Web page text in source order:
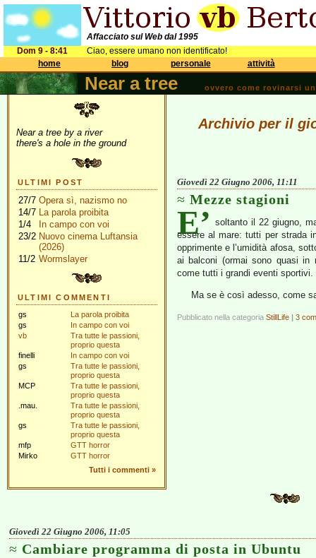
Affacciato sul Web dal 1995
Dom 9 - 8:41
Ciao, essere umano non identificato!
home
blog personale attività
Near a tree ovvero come rovinarsi
Near a tree by a river
there's a hole in the ground
ULTIMI POST
27/7 Opera sì, nazismo no
14/7 La parola proibita
1/4
In campo con voi
23/2 Nuovo cinema Luftansia
(2026)
11/2 Wormslayer
ULTIMI COMMENTI
gs
La parola proibita
gs
In campo con voi
vb
Tra tutte le passioni,
proprio questa
finelli
In campo con voi
gs
Tra tutte le passioni,
proprio questa
MCP
Tra tutte le passioni,
proprio questa
.mau.
Tra tutte le passioni,
proprio questa
gs
Tra tutte le passioni,
proprio questa
mfp
GTT horror
Mirko
GTT horror
Tutti i commenti »
Archivio per il
Giovedì 22 Giugno 2006, 11:11
Mezze stagioni
E’ soltanto il 22 giugno,
essere al mare: tutti per strada
opprimente e l’umidità afosa,
ai balconi (ormai sono quasi in
come tutti i grandi eventi sportivi.
Ma se è così adesso, come
Pubblicato nella categoria StillLife | 3
Giovedì 22 Giugno 2006, 11:05
Cambiare programma di posta in Ubuntu